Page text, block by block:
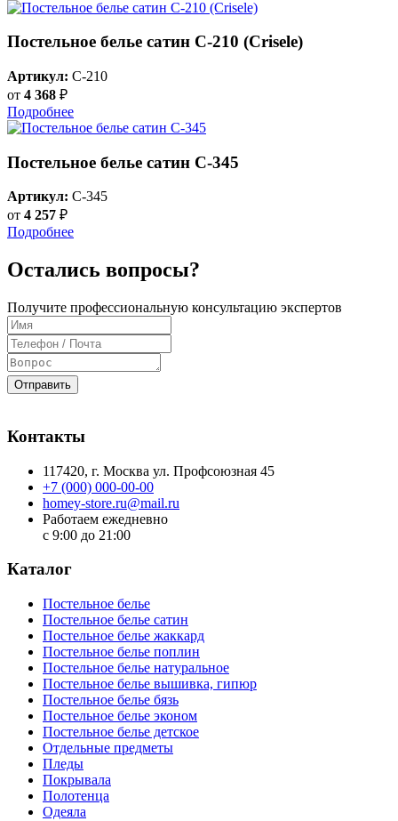
Постельное белье сатин С-210 (Crisele)
Артикул: C-210
от 4 368 ₽
Подробнее
Постельное белье сатин С-345
Артикул: C-345
от 4 257 ₽
Подробнее
Остались вопросы?
Получите профессиональную консультацию экспертов
Отправить
Контакты
117420, г. Москва ул. Профсоюзная 45
+7 (000) 000-00-00
homey-store.ru@mail.ru
Работаем ежедневно
с 9:00 до 21:00
Каталог
Постельное белье
Постельное белье сатин
Постельное белье жаккард
Постельное белье поплин
Постельное белье натуральное
Постельное белье вышивка, гипюр
Постельное белье бязь
Постельное белье эконом
Постельное белье детское
Отдельные предметы
Пледы
Покрывала
Полотенца
Одеяла